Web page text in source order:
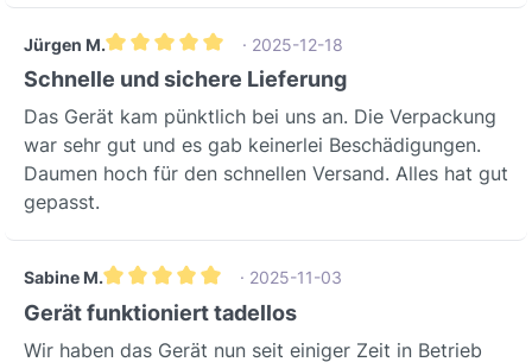
Jürgen M.
Durchschnittliche Bewertung von 5 von 5 Sternen
· 2025-12-18
Schnelle und sichere Lieferung
Das Gerät kam pünktlich bei uns an. Die Verpackung
war sehr gut und es gab keinerlei Beschädigungen.
Daumen hoch für den schnellen Versand. Alles hat gut
gepasst.
Sabine M.
Durchschnittliche Bewertung von 5 von 5 Sternen
· 2025-11-03
Gerät funktioniert tadellos
Wir haben das Gerät nun seit einiger Zeit in Betrieb